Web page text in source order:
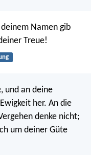
Namen gib
Treue!
, und an deine
her. An die
denke nicht;
um deiner Güte